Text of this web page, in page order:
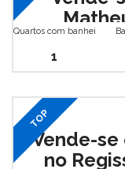
Quartos com banheiro
1
TOP
Vende-
no